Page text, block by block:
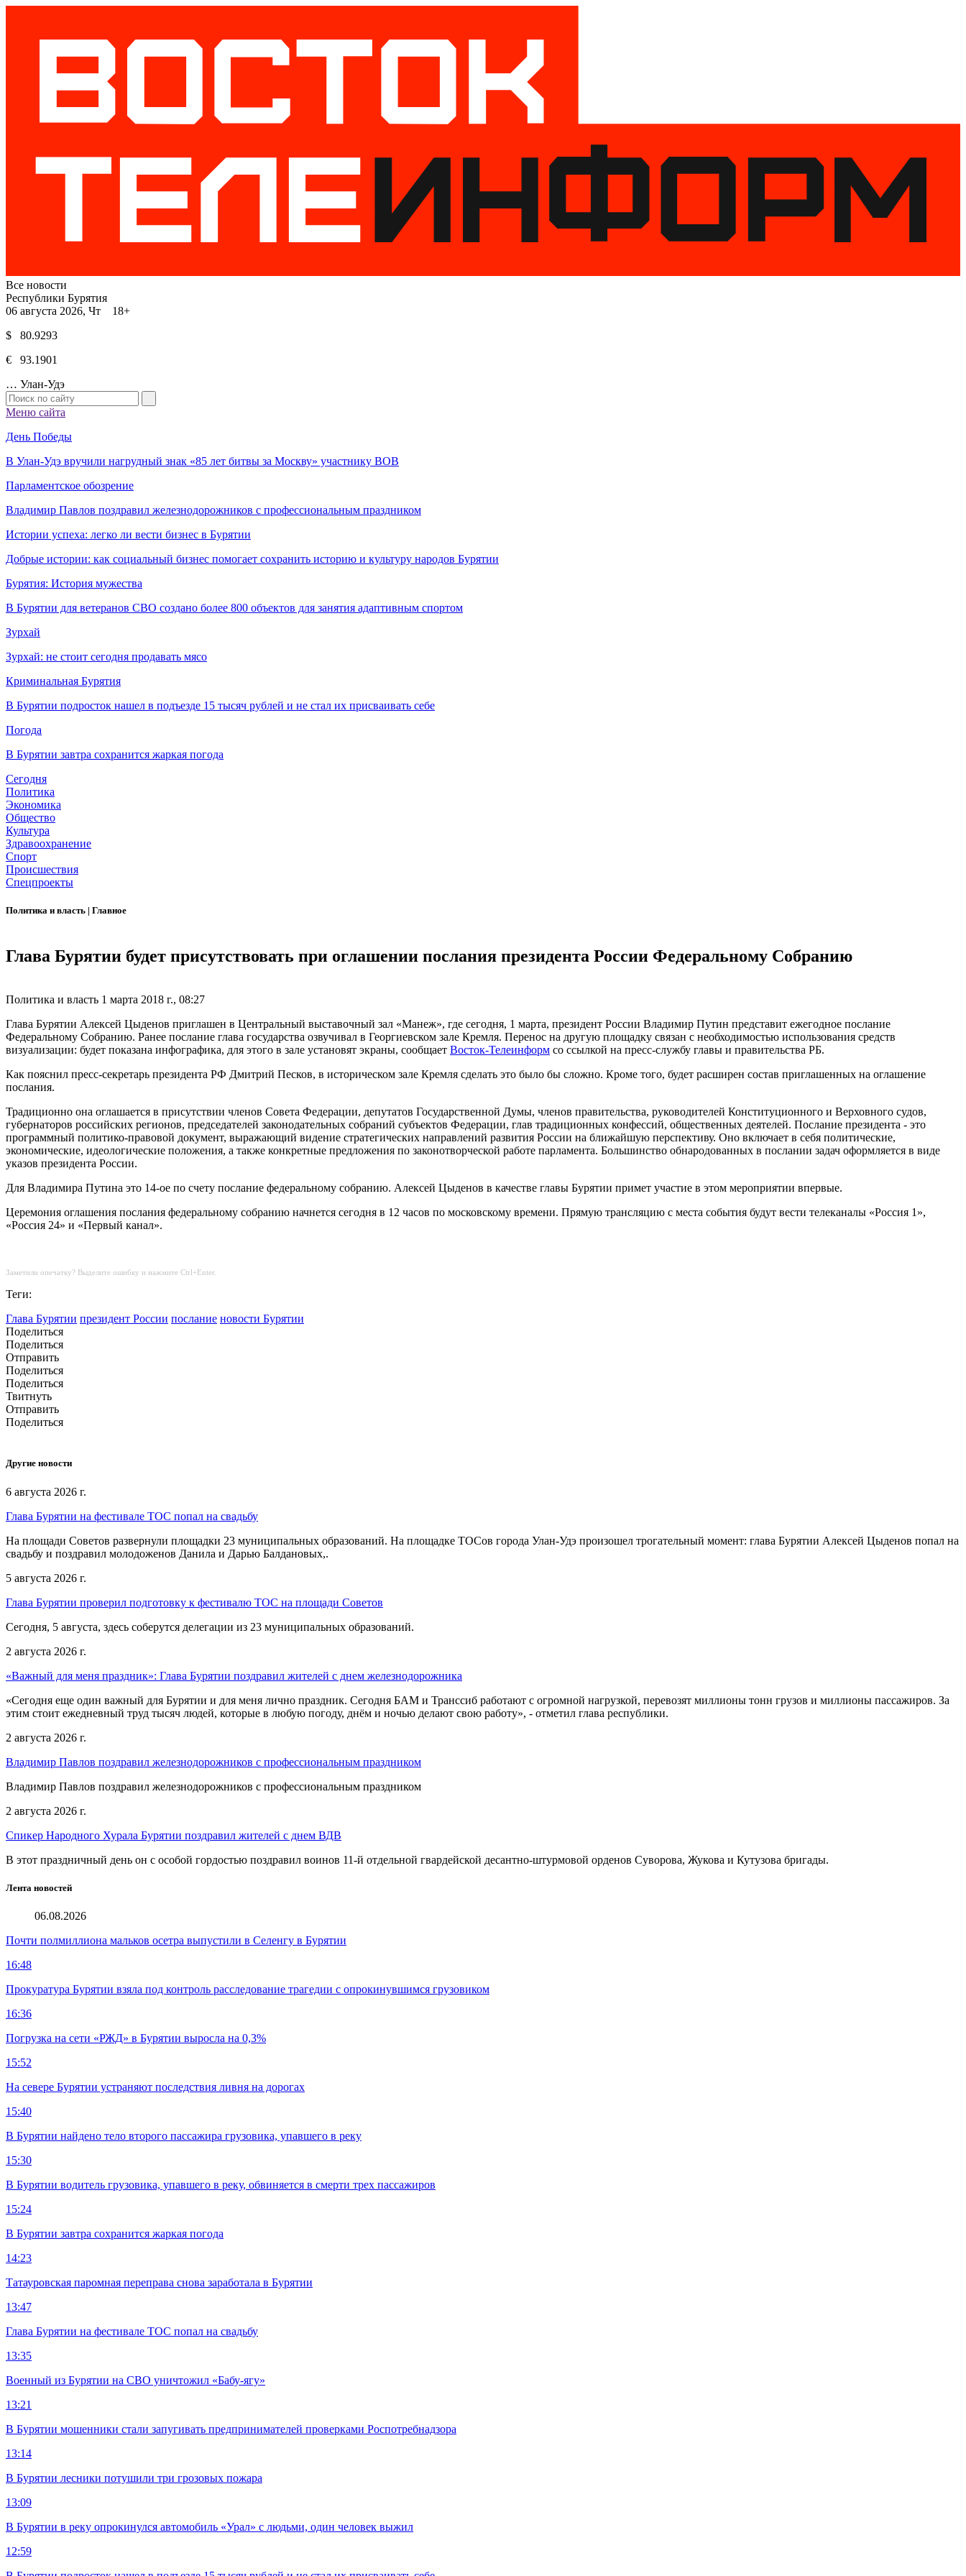
Все новости
Республики Бурятия
06 августа 2026, Чт 18+
$ 80.9293
€ 93.1901
… Улан-Удэ
Меню сайта
День Победы
В Улан-Удэ вручили нагрудный знак «85 лет битвы за Москву» участнику ВОВ
Парламентское обозрение
Владимир Павлов поздравил железнодорожников с профессиональным праздником
Истории успеха: легко ли вести бизнес в Бурятии
Добрые истории: как социальный бизнес помогает сохранить историю и культуру народов Бурятии
Бурятия: История мужества
В Бурятии для ветеранов СВО создано более 800 объектов для занятия адаптивным спортом
Зурхай
Зурхай: не стоит сегодня продавать мясо
Криминальная Бурятия
В Бурятии подросток нашел в подъезде 15 тысяч рублей и не стал их присваивать себе
Погода
В Бурятии завтра сохранится жаркая погода
Сегодня
Политика
Экономика
Общество
Культура
Здравоохранение
Спорт
Происшествия
Спецпроекты
Политика и власть | Главное
Глава Бурятии будет присутствовать при оглашении послания президента России Федеральному Собранию
Политика и власть 1 марта 2018 г., 08:27
Глава Бурятии Алексей Цыденов приглашен в Центральный выставочный зал «Манеж», где сегодня, 1 марта, президент России Владимир Путин представит ежегодное послание
Федеральному Собранию. Ранее послание глава государства озвучивал в Георгиевском зале Кремля. Перенос на другую площадку связан с необходимостью использования средств
визуализации: будет показана инфографика, для этого в зале установят экраны, сообщает Восток-Телеинформ со ссылкой на пресс-службу главы и правительства РБ.
Как пояснил пресс-секретарь президента РФ Дмитрий Песков, в историческом зале Кремля сделать это было бы сложно. Кроме того, будет расширен состав приглашенных на оглашение
послания.
Традиционно она оглашается в присутствии членов Совета Федерации, депутатов Государственной Думы, членов правительства, руководителей Конституционного и Верховного судов,
губернаторов российских регионов, председателей законодательных собраний субъектов Федерации, глав традиционных конфессий, общественных деятелей. Послание президента - это
программный политико-правовой документ, выражающий видение стратегических направлений развития России на ближайшую перспективу. Оно включает в себя политические,
экономические, идеологические положения, а также конкретные предложения по законотворческой работе парламента. Большинство обнародованных в послании задач оформляется в виде
указов президента России.
Для Владимира Путина это 14-ое по счету послание федеральному собранию. Алексей Цыденов в качестве главы Бурятии примет участие в этом мероприятии впервые.
Церемония оглашения послания федеральному собранию начнется сегодня в 12 часов по московскому времени. Прямую трансляцию с места события будут вести телеканалы «Россия 1»,
«Россия 24» и «Первый канал».
Заметили опечатку? Выделите ошибку и нажмите Ctrl+Enter.
Теги:
Глава Бурятии президент России послание новости Бурятии
Поделиться
Поделиться
Отправить
Поделиться
Поделиться
Твитнуть
Отправить
Поделиться
Другие новости
6 августа 2026 г.
Глава Бурятии на фестивале ТОС попал на свадьбу
На площади Советов развернули площадки 23 муниципальных образований. На площадке ТОСов города Улан-Удэ произошел трогательный момент: глава Бурятии Алексей Цыденов попал на
свадьбу и поздравил молодоженов Данила и Дарью Балдановых,.
5 августа 2026 г.
Глава Бурятии проверил подготовку к фестивалю ТОС на площади Советов
Сегодня, 5 августа, здесь соберутся делегации из 23 муниципальных образований.
2 августа 2026 г.
«Важный для меня праздник»: Глава Бурятии поздравил жителей с днем железнодорожника
«Сегодня еще один важный для Бурятии и для меня лично праздник. Сегодня БАМ и Транссиб работают с огромной нагрузкой, перевозят миллионы тонн грузов и миллионы пассажиров. За
этим стоит ежедневный труд тысяч людей, которые в любую погоду, днём и ночью делают свою работу», - отметил глава республики.
2 августа 2026 г.
Владимир Павлов поздравил железнодорожников с профессиональным праздником
Владимир Павлов поздравил железнодорожников с профессиональным праздником
2 августа 2026 г.
Спикер Народного Хурала Бурятии поздравил жителей с днем ВДВ
В этот праздничный день он с особой гордостью поздравил воинов 11-й отдельной гвардейской десантно-штурмовой орденов Суворова, Жукова и Кутузова бригады.
Лента новостей
06.08.2026
Почти полмиллиона мальков осетра выпустили в Селенгу в Бурятии
16:48
Прокуратура Бурятии взяла под контроль расследование трагедии с опрокинувшимся грузовиком
16:36
Погрузка на сети «РЖД» в Бурятии выросла на 0,3%
15:52
На севере Бурятии устраняют последствия ливня на дорогах
15:40
В Бурятии найдено тело второго пассажира грузовика, упавшего в реку
15:30
В Бурятии водитель грузовика, упавшего в реку, обвиняется в смерти трех пассажиров
15:24
В Бурятии завтра сохранится жаркая погода
14:23
Татауровская паромная переправа снова заработала в Бурятии
13:47
Глава Бурятии на фестивале ТОС попал на свадьбу
13:35
Военный из Бурятии на СВО уничтожил «Бабу-ягу»
13:21
В Бурятии мошенники стали запугивать предпринимателей проверками Роспотребнадзора
13:14
В Бурятии лесники потушили три грозовых пожара
13:09
В Бурятии в реку опрокинулся автомобиль «Урал» с людьми, один человек выжил
12:59